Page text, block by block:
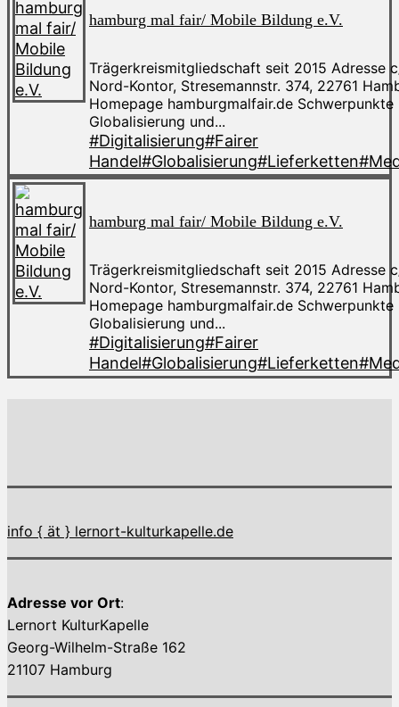
hamburg mal fair/ Mobile Bildung e.V.
Trägerkreismitgliedschaft seit 2015 Adresse
Nord-Kontor, Stresemannstr. 374, 22761
Homepage hamburgmalfair.de Schwerpunkte
Globalisierung und...
#Digitalisierung#Fairer
Handel#Globalisierung#Lieferketten
hamburg mal fair/ Mobile Bildung e.V.
Trägerkreismitgliedschaft seit 2015 Adresse
Nord-Kontor, Stresemannstr. 374, 22761
Homepage hamburgmalfair.de Schwerpunkte
Globalisierung und...
#Digitalisierung#Fairer
Handel#Globalisierung#Lieferketten
info { ät } lernort-kulturkapelle.de
Adresse vor Ort:
Lernort KulturKapelle
Georg-Wilhelm-Straße 162
21107 Hamburg